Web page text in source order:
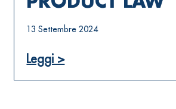
13 Settembre 2024
Leggi >